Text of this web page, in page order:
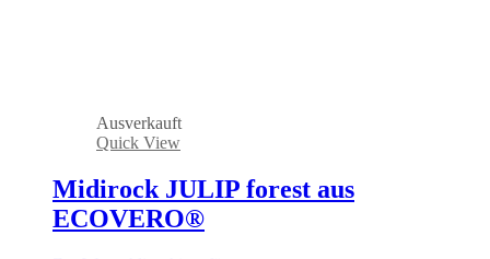
Ausverkauft
Quick View
Midirock JULIP forest aus
ECOVERO®